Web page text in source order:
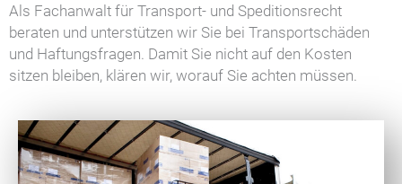
Als Fachanwalt für Transport- und Speditionsrecht
beraten und unterstützen wir Sie bei Transportschäden
und Haftungsfragen. Damit Sie nicht auf den Kosten
sitzen bleiben, klären wir, worauf Sie achten müssen.